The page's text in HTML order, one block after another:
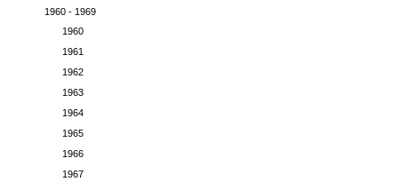
1960 - 1969
1960
1961
1962
1963
1964
1965
1966
1967